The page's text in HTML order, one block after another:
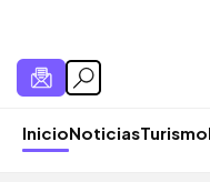
InicioNoticiasTurismo